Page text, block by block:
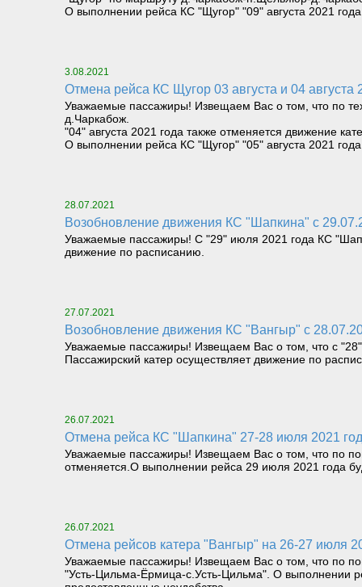
О выполнении рейса КС "Щугор" "09" августа 2021
3.08.2021
Отмена рейса КС Щугор 03 августа и 04 августа
Уважаемые пассажиры! Извещаем Вас о том, что по
д.Чаркабож.
"04" августа 2021 года также отменяется движение
О выполнении рейса КС "Щугор" "05" августа 2021
28.07.2021
Возобновление движения КС "Шапкина" с
Уважаемые пассажиры! С "29" июля 2021 года КС
движение по расписанию.
27.07.2021
Возобновление движения КС "Вангыр" с
Уважаемые пассажиры! Извещаем Вас о том, что с
Пассажирский катер осуществляет движение по
26.07.2021
Отмена рейса КС "Шапкина" 27-28 июля 2021
Уважаемые пассажиры! Извещаем Вас о том, что по
отменяется.О выполнении рейса 29 июля 2021 года
26.07.2021
Отмена рейсов катера "Вангыр" на 26-27 июля
Уважаемые пассажиры! Извещаем Вас о том, что по
"Усть-Цильма-Ёрмица-с.Усть-Цильма". О выполнении